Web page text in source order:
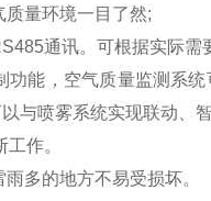
量环境一目了然;
通讯。可根据实际需
，空气质量监测系统
与喷雾系统实现联动、智
作。
的地方不易受损坏。